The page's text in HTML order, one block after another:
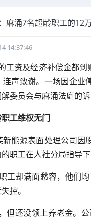
麻涌7名超龄职工的12
14:37:46
工资及经济补偿金都
声致谢。一场因企业
委员会与麻涌法庭的
工维权无门
新能源表面处理公司因
职工在人社分局指导下
工却满面愁容，他们
控。
但还没领上养老金。